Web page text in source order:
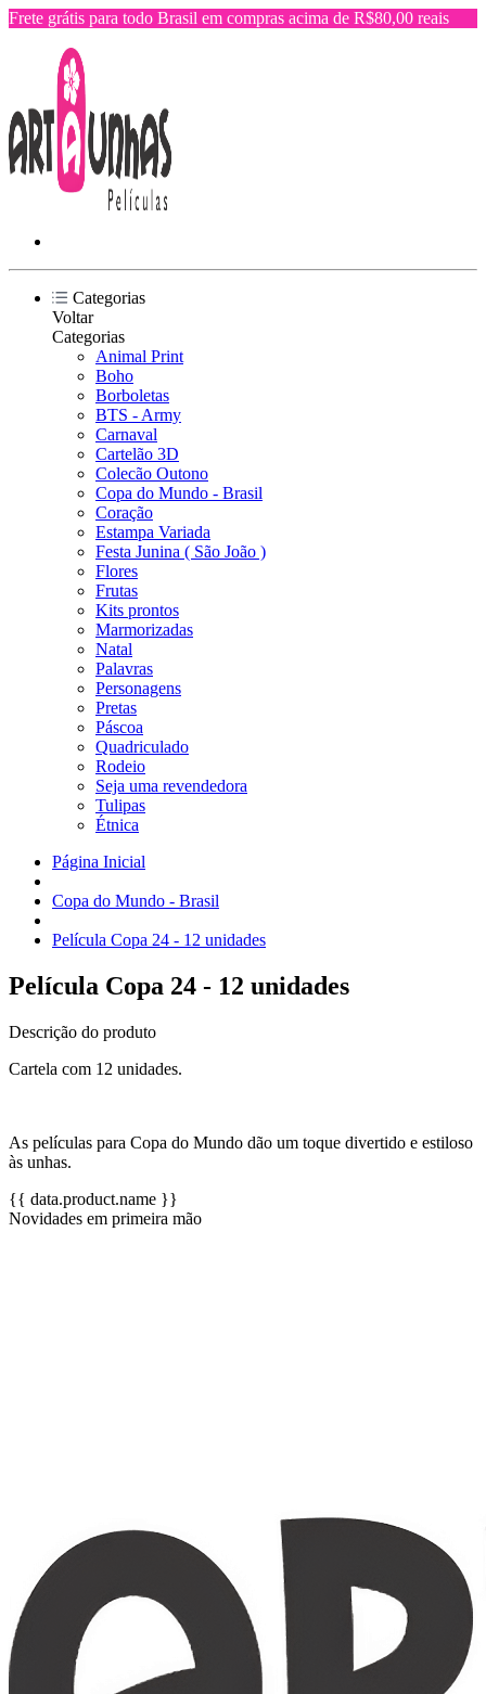
Frete grátis para todo Brasil em compras acima de R$80,00 reais
Categorias
Voltar
Categorias
Animal Print
Boho
Borboletas
BTS - Army
Carnaval
Cartelão 3D
Colecão Outono
Copa do Mundo - Brasil
Coração
Estampa Variada
Festa Junina ( São João )
Flores
Frutas
Kits prontos
Marmorizadas
Natal
Palavras
Personagens
Pretas
Páscoa
Quadriculado
Rodeio
Seja uma revendedora
Tulipas
Étnica
Página Inicial
Copa do Mundo - Brasil
Película Copa 24 - 12 unidades
Película Copa 24 - 12 unidades
Descrição do produto
Cartela com 12 unidades.
As películas para Copa do Mundo dão um toque divertido e estiloso
às unhas.
{{ data.product.name }}
Novidades em primeira mão